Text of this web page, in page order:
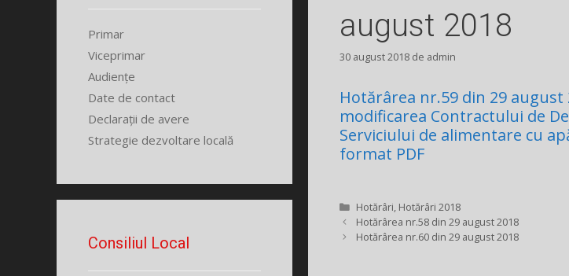
august 2018
30 august 2018 de admin
Hotărârea nr.59 din 29 august
modificarea Contractului de
Serviciului de alimentare cu
format PDF
Categorii
Hotărâri, Hotărâri 2018
Hotărârea nr.58 din 29 august 2018
Hotărârea nr.60 din 29 august 2018
Primar
Viceprimar
Audiențe
Date de contact
Declarații de avere
Strategie dezvoltare locală
Consiliul Local